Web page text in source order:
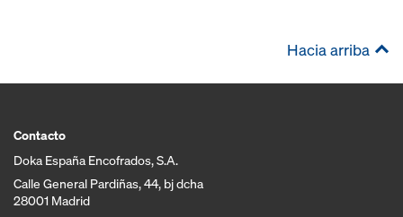
Hacia arriba
Contacto
Doka España Encofrados, S.A.
Calle General Pardiñas, 44, bj dcha
28001 Madrid